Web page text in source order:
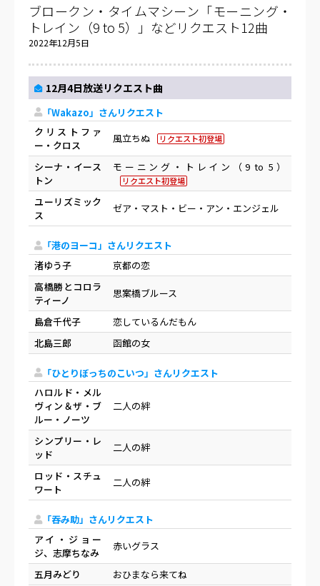
ブロークン・タイムマシーン「モーニング・
トレイン（9 to 5）」などリクエスト12曲
2022年12月5日
12月4日放送リクエスト曲
「Wakazo」さんリクエスト
クリストファ
ー・クロス
風立ちぬ リクエスト初登場
シーナ・イース
トン
モーニング・トレイン（9 to 5）
リクエスト初登場
ユーリズミック
ス
ゼア・マスト・ビー・アン・エンジェル
「港のヨーコ」さんリクエスト
渚ゆう子
京都の恋
高橋勝とコロラ
ティーノ
思案橋ブルース
島倉千代子
恋しているんだもん
北島三郎
函館の女
「ひとりぼっちのこいつ」さんリクエスト
ハロルド・メル
ヴィン＆ザ・ブ
ルー・ノーツ
二人の絆
シンプリー・レ
ッド
二人の絆
ロッド・スチュ
ワート
二人の絆
「吞み助」さんリクエスト
アイ・ジョー
ジ、志摩ちなみ
赤いグラス
五月みどり おひまなら来てね